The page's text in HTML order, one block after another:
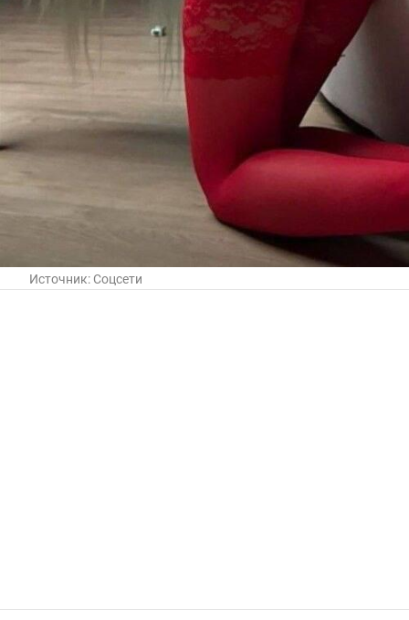
Источник: Соцсети